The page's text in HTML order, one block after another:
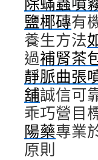
鹽椰磚有
養生方法
過補腎茶
靜脈曲張
舖誠信可
乖巧營目
陽藥專業
原則